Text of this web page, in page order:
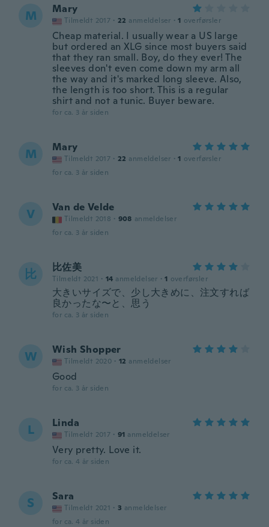
M Mary
Tilmeldt 2017 · 22 anmeldelser · 1 overførsler
Cheap material. I usually wear a US large
but ordered an XLG since most buyers said
that they ran small. Boy, do they ever! The
sleeves don't even come down my arm all
the way and it's marked long sleeve. Also,
the length is too short. This is a regular
shirt and not a tunic. Buyer beware.
for ca. 3 år siden
M Mary
Tilmeldt 2017 · 22 anmeldelser · 1 overførsler
for ca. 3 år siden
V Van de Velde
Tilmeldt 2018 · 908 anmeldelser
for ca. 3 år siden
比 比佐美
Tilmeldt 2021 · 14 anmeldelser · 1 overførsler
大きいサイズで、少し大きめに、注文すれば
良かったな〜と、思う
for ca. 3 år siden
W Wish Shopper
Tilmeldt 2020 · 12 anmeldelser
Good
for ca. 3 år siden
L Linda
Tilmeldt 2017 · 91 anmeldelser
Very pretty. Love it.
for ca. 4 år siden
S Sara
Tilmeldt 2021 · 3 anmeldelser
for ca. 4 år siden